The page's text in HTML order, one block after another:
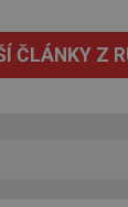
hravě a
ČLÁNKY Z